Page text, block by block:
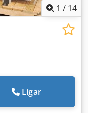
1 / 14
Ligar